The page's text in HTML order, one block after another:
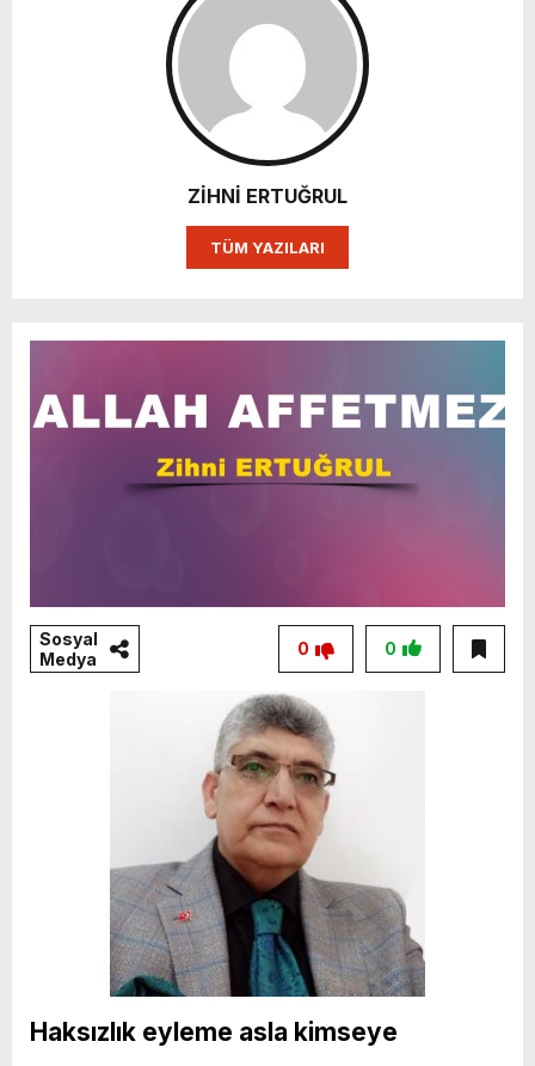
ZİHNİ ERTUĞRUL
TÜM YAZILARI
Sosyal
Medya
0
0
Haksızlık eyleme asla kimseye